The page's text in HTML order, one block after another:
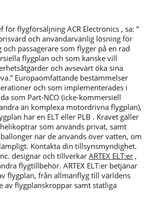
för flygförsäljning ACR Electronics , sa: ”
och användarvänlig lösning för
passagerare som flyger på en rad
flygplan och som kanske vill
och avsevärt öka sina
Europaomfattande bestämmelser
och som implementerades i
som Part-NCO (icke-kommersiell
än komplexa motordrivna flygplan),
har en ELT eller PLB . Kravet gäller
som används privat, samt
när de används över vatten, om
Kontakta din tillsynsmyndighet.
designar och tillverkar ARTEX ELT:er ,
flygtillbehör. ARTEX ELT:er betjänar
flygplan, från allmänflyg till världens
av flygplanskroppar samt statliga